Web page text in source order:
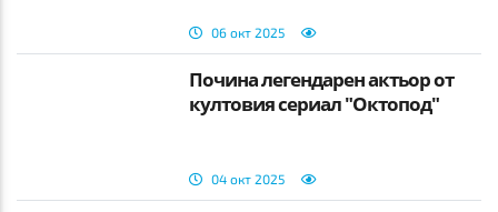
06 окт 2025
Почина легендарен актьор от
култовия сериал "Октопод"
04 окт 2025